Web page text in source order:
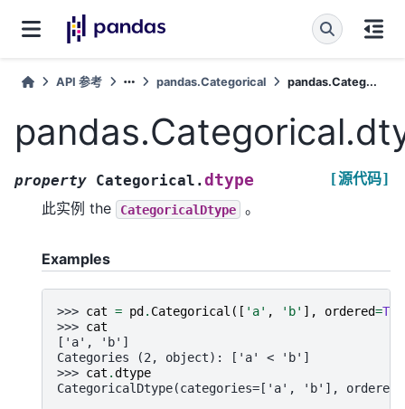
API 参考 pandas.Categorical pandas.Categ...
property Categorical.dtype [源代码]
此实例 the CategoricalDtype 。
Examples
>>> cat = pd . Categorical ([ 'a' , 'b' ], ordered=
>>> cat
['a', 'b']
Categories (2, object): ['a' < 'b']
>>> cat .dtype
CategoricalDtype(categories=['a', 'b'],